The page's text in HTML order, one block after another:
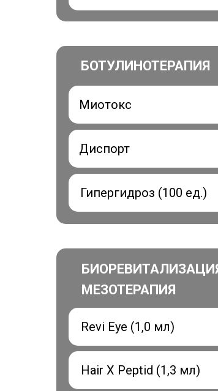
МЕЗОТЕРАПИЯ
Revi Eye (1,0 мл)
Hair X Peptid (1,3 мл)
БОТУЛИНОТЕРАПИЯ
Миотокс
Гипергидроз (100 ед.)
Диспорт